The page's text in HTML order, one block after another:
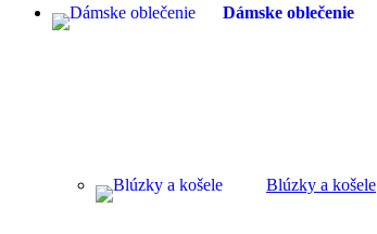
Dámske oblečenie
Blúzky a košele